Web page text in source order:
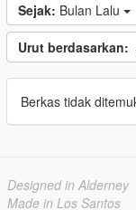
Sejak: Bulan Lalu
Urut berdasarkan:
Berkas tidak
Designed in Alderney
Made in Los Santos